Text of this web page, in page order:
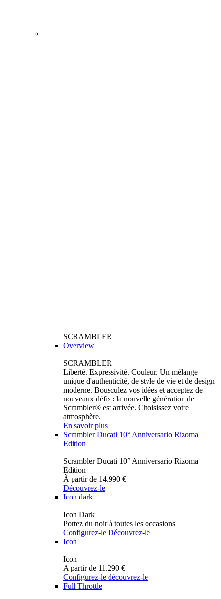
SCRAMBLER
Overview
SCRAMBLER
Liberté. Expressivité. Couleur. Un mélange
unique d'authenticité, de style de vie et de design
moderne. Bousculez vos idées et acceptez de
nouveaux défis : la nouvelle génération de
Scrambler® est arrivée. Choisissez votre
atmosphère.
En savoir plus
Scrambler Ducati 10° Anniversario Rizoma
Edition
Scrambler Ducati 10° Anniversario Rizoma
Edition
À partir de 14.990 €
Découvrez-le
Icon dark
Icon Dark
Portez du noir à toutes les occasions
Configurez-le Découvrez-le
Icon
Icon
A partir de 11.290 €
Configurez-le découvrez-le
Full Throttle